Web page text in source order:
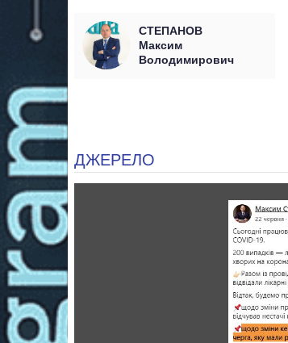
СТЕПАНОВ
Максим
Володимирович
ДЖЕРЕЛО